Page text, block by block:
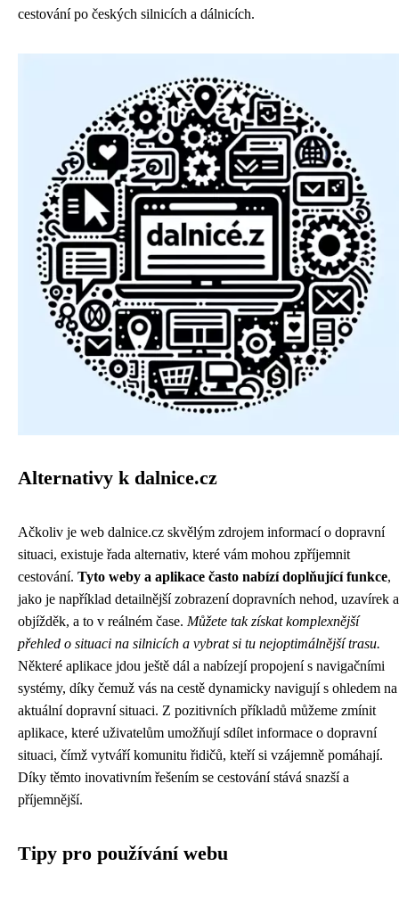
cestování po českých silnicích a dálnicích.
Alternativy k dalnice.cz
Ačkoliv je web dalnice.cz skvělým zdrojem informací o dopravní
situaci, existuje řada alternativ, které vám mohou zpříjemnit
cestování. Tyto weby a aplikace často nabízí doplňující funkce,
jako je například detailnější zobrazení dopravních nehod, uzavírek a
objížděk, a to v reálném čase. Můžete tak získat komplexnější
přehled o situaci na silnicích a vybrat si tu nejoptimálnější trasu.
Některé aplikace jdou ještě dál a nabízejí propojení s navigačními
systémy, díky čemuž vás na cestě dynamicky navigují s ohledem na
aktuální dopravní situaci. Z pozitivních příkladů můžeme zmínit
aplikace, které uživatelům umožňují sdílet informace o dopravní
situaci, čímž vytváří komunitu řidičů, kteří si vzájemně pomáhají.
Díky těmto inovativním řešením se cestování stává snazší a
příjemnější.
Tipy pro používání webu